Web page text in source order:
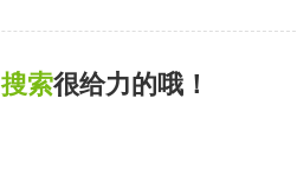
搜索很给力的哦！